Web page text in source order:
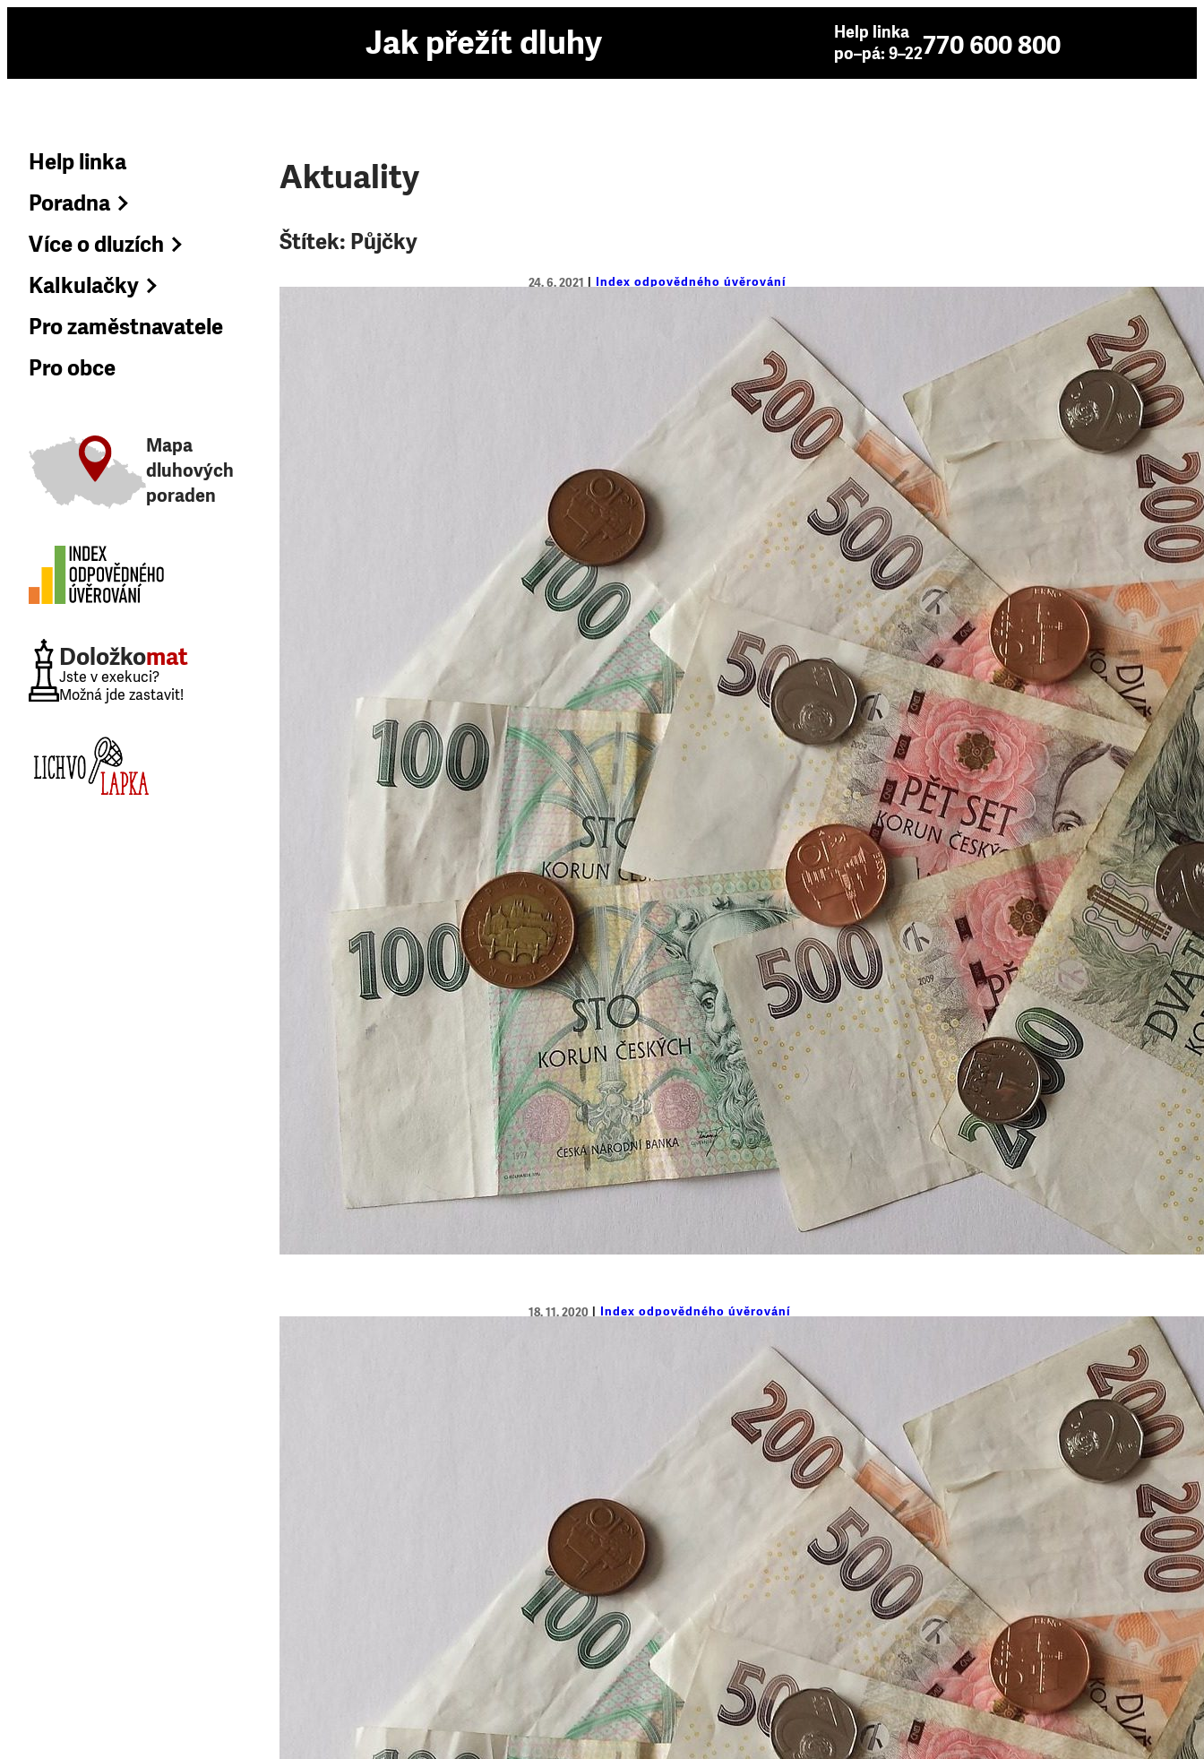
Jak přežít dluhy
Help linka
po–pá: 9–22770 600 800
Help linka
Poradna
Více o dluzích
Kalkulačky
Pro zaměstnavatele
Pro obce
Mapa
dluhových
poraden
Doložkomat
Jste v exekuci?
Možná jde zastavit!
Aktuality
Štítek: Půjčky
24. 6. 2021 Index odpovědného úvěrování
Sháníte půjčku? Přijatelný je kontokorent, půjčky do výplaty z internetu
mohou být i stokrát dražší.
Člověk v tísni představuje aktuální Index odpovědného úvěrování, který se vrací ke srovnání
podmínek, za jakých nabízí banky i nebankovní společnosti malé půjčky. Konkrétně se jedná o
kreditní karty, kontokorenty a internetové mikropůjčky. Autoři Indexu zkoumají jednotlivé úvěry…
18. 11. 2020 Index odpovědného úvěrování
Index odpovědného úvěrování napoví, kde je bezpečné si půjčit a komu se
Index odpovědného úvěrování, který dvakrát ročně zveřejňuje organizace Člověk v tísni, porovnává
ve svém podzimním vydání 38 poskytovatelů spotřebitelských úvěrů. Jednotlivé společnosti
zkoumá pomocí 15 parametrů z oblasti nákladů spojených s úvěrem, transparentnosti a klientské
vstřícnosti. Výsledky jednotlivých parametrů jsou…